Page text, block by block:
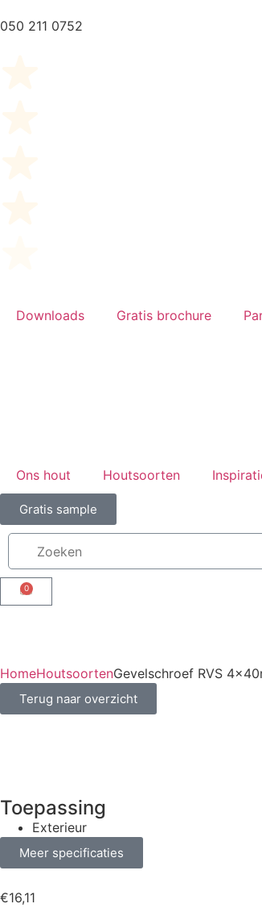
050 211 0752
Downloads Gratis brochure
Ons hout Houtsoorten
Gratis sample
0
HomeHoutsoortenGevelschroef RVS
Terug naar overzicht
Toepassing
Exterieur
Meer specificaties
€16,11